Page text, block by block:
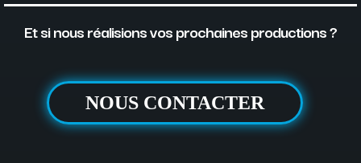
Et si nous réalisions vos prochaines productions ?
NOUS CONTACTER